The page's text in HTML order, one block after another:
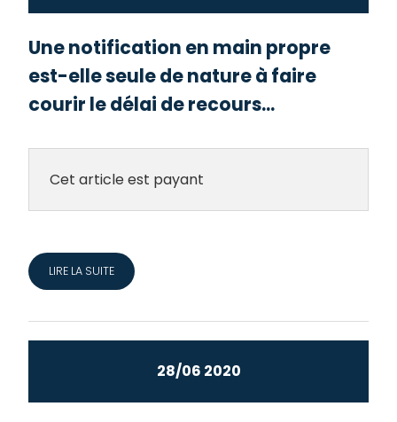
Une notification en main propre
est-elle seule de nature à faire
courir le délai de recours...
Cet article est payant
LIRE LA SUITE
28/06 2020